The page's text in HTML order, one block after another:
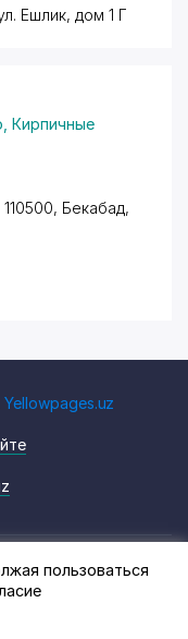
Ешлик, дом 1 Г
,Кирпичные
Бекабад,
,Yellowpages.uz
пользоваться